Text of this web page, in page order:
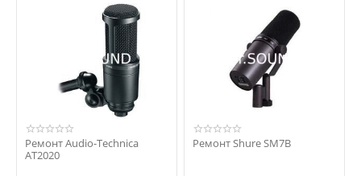
Ремонт Audio-Technica
AT2020
Ремонт Shure SM7B